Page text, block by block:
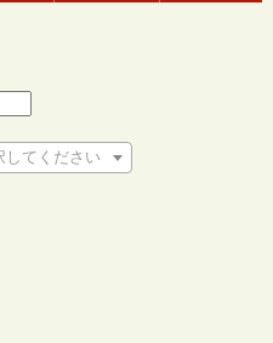
してください
い